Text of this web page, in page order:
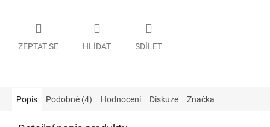
ZEPTAT SE HLÍDAT SDÍLET
Popis Podobné (4) Hodnocení Diskuze Značka